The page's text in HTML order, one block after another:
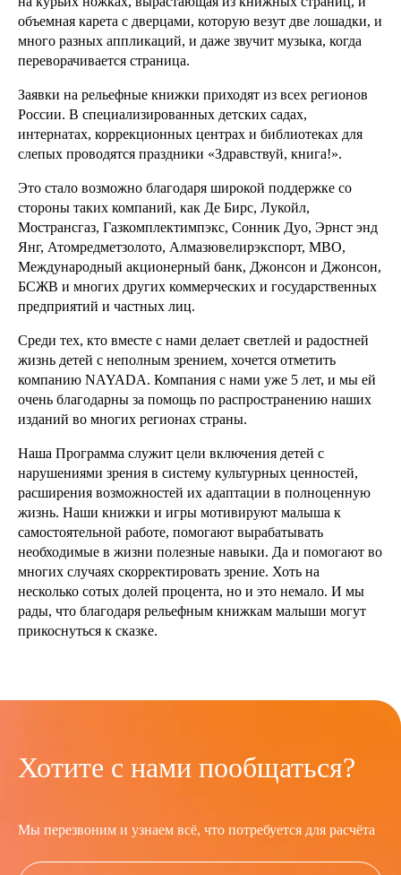
объемная карета с дверцами, которую везут две лошадки, и
много разных аппликаций, и даже звучит музыка, когда
переворачивается страница.
Заявки на рельефные книжки приходят из всех регионов
России. В специализированных детских садах,
интернатах, коррекционных центрах и библиотеках для
слепых проводятся праздники «Здравствуй, книга!».
Это стало возможно благодаря широкой поддержке со
стороны таких компаний, как Де Бирс, Лукойл,
Мострансгаз, Газкомплектимпэкс, Сонник Дуо, Эрнст энд
Янг, Атомредметзолото, Алмазювелирэкспорт, МВО,
Международный акционерный банк, Джонсон и Джонсон,
БСЖВ и многих других коммерческих и государственных
предприятий и частных лиц.
Среди тех, кто вместе с нами делает светлей и радостней
жизнь детей с неполным зрением, хочется отметить
компанию NAYADA. Компания с нами уже 5 лет, и мы ей
очень благодарны за помощь по распространению наших
изданий во многих регионах страны.
Наша Программа служит цели включения детей с
нарушениями зрения в систему культурных ценностей,
расширения возможностей их адаптации в полноценную
жизнь. Наши книжки и игры мотивируют малыша к
самостоятельной работе, помогают вырабатывать
необходимые в жизни полезные навыки. Да и помогают во
многих случаях скорректировать зрение. Хоть на
несколько сотых долей процента, но и это немало. И мы
рады, что благодаря рельефным книжкам малыши могут
прикоснуться к сказке.
Хотите с нами пообщаться?
Мы перезвоним и узнаем всё, что потребуется для расчёта